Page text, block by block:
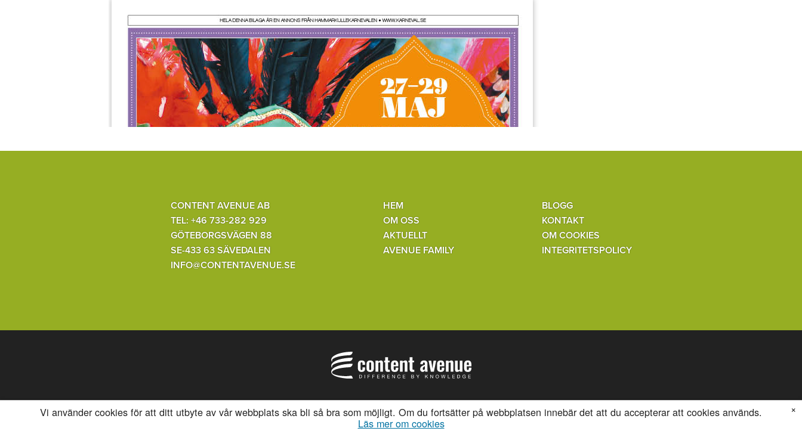
CONTENT AVENUE AB
TEL: +46 733-282 929
GÖTEBORGSVÄGEN 88
SE-433 63 SÄVEDALEN
INFO@CONTENTAVENUE.SE
HEM
OM OSS
AKTUELLT
AVENUE FAMILY
BLOGG
KONTAKT
OM COOKIES
INTEGRITETSPOLICY
×
Vi använder cookies för att ditt utbyte av vår webbplats ska bli så bra som möjligt. Om du fortsätter på webbplatsen innebär det att du accepterar att cookies används.
Läs mer om cookies